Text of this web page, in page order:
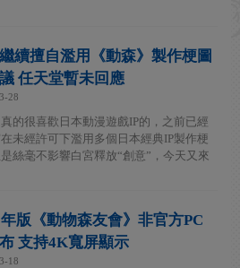
續擅自濫用《動森》製作梗圖
任天堂暫未回應
28
的很喜歡日本動漫遊戲IP的，之前已經
未經許可下濫用多個日本經典IP製作梗
絲毫不影響白宮釋放“創意”，今天又來
版《動物森友會》非官方PC
支持4K寬屏顯示
18